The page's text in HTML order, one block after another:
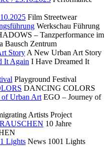
Film Streetwear
Werkschau Führung
– Tanzperformance im
Bausch Zentrum
Story A New Urban Art Story
It Again I Have Dreamed It
Playground Festival
DANCING COLORS
of Urban Art EGO – Journey of
Artists Project
10 Jahre
Lights News 1001 Lights